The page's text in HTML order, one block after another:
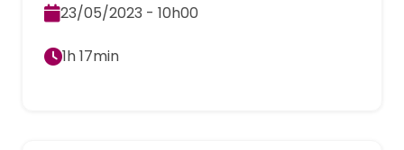
23/05/2023 - 10h00
1h 17min